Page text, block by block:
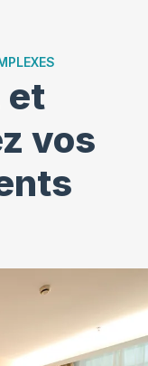
et
vos